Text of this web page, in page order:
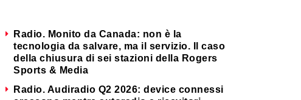
Radio. Monito da Canada: non è la
tecnologia da salvare, ma il servizio. Il caso
della chiusura di sei stazioni della Rogers
Sports & Media
Radio. Audiradio Q2 2026: device connessi